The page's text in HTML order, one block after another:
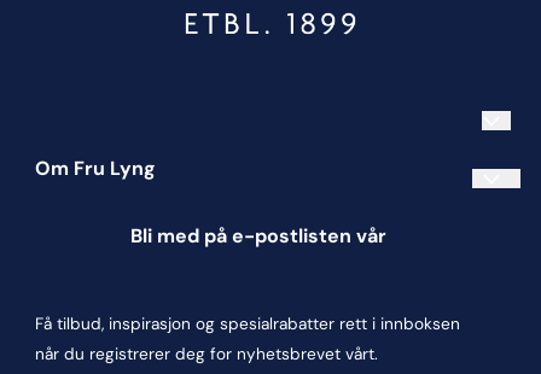
Om Fru Lyng
Informasjonskapsler
Kontakt oss
Bli med på e-postlisten vår
Få tilbud, inspirasjon og spesialrabatter rett i innboksen
når du registrerer deg for nyhetsbrevet vårt.